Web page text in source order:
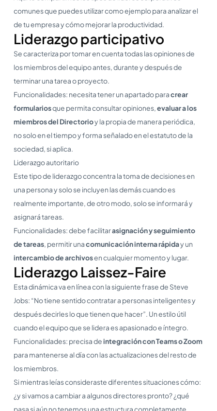
comunes que puedes utilizar como ejemplo para analizar el
de tu empresa y cómo mejorar la productividad.
Liderazgo participativo
Se caracteriza por tomar en cuenta todas las opiniones de
los miembros del equipo antes, durante y después de
terminar una tarea o proyecto.
Funcionalidades: necesita tener un apartado paracrear
formulariosque permita consultar opiniones,evaluar a los
miembros del Directorioy la propia de manera periódica,
no solo en el tiempo y forma señalado en el estatuto de la
sociedad, si aplica.
Liderazgo autoritario
Este tipo de liderazgo concentra la toma de decisiones en
una persona y solo se incluyen las demás cuando es
realmente importante, de otro modo, solo se informará y
asignará tareas.
Funcionalidades: debe facilitarasignación y seguimiento
de tareas, permitir unacomunicación interna rápiday un
intercambio de archivosen cualquier momento y lugar.
Liderazgo Laissez-Faire
Esta dinámica va en línea con la siguiente frase de Steve
Jobs: “No tiene sentido contratar a personas inteligentes y
después decirles lo que tienen que hacer”. Un estilo útil
cuando el equipo que se lidera es apasionado e íntegro.
Funcionalidades: precisa deintegración con Teams o Zoom
para mantenerse al día con las actualizaciones del resto de
los miembros.
Si mientras leías consideraste diferentes situaciones cómo:
¿y si vamos a cambiar a algunos directores pronto? ¿qué
pasa si aún no tenemos una estructura completamente